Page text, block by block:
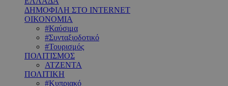
ΔΗΜΟΦΙΛΗ ΣΤΟ INTERNET
ΟΙΚΟΝΟΜΙΑ
#Καύσιμα
#Συνταξιοδοτικό
#Τουρισμός
ΠΟΛΙΤΙΣΜΟΣ
ΑΤΖΕΝΤΑ
ΠΟΛΙΤΙΚΗ
#Κυπριακό